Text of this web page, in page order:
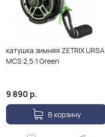
катушка зимняя ZETRIX URSA
MCS 2,5:1 Green
9 890 р.
В корзину